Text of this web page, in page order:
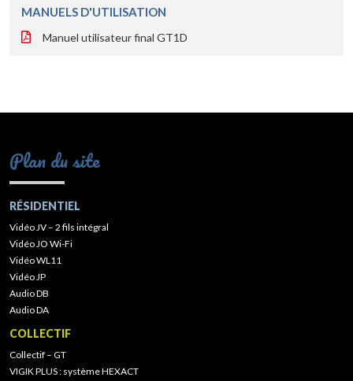
MANUELS D'UTILISATION
Manuel utilisateur final GT1D
Plan du site
RÉSIDENTIEL
Vidéo JV – 2 fils intégral
Vidéo JO Wi-Fi
Vidéo WL11
Vidéo JP
Audio DB
Audio DA
COLLECTIF
Collectif – GT
VIGIK PLUS : système HEXACT